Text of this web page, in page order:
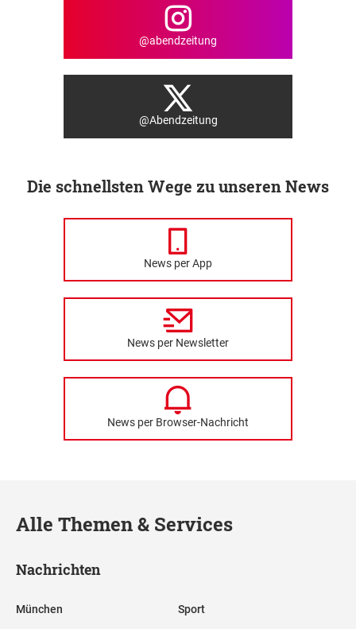
@abendzeitung
@Abendzeitung
Die schnellsten Wege zu unseren News
News per App
News per Newsletter
News per Browser-Nachricht
Alle Themen & Services
Nachrichten
München Sport